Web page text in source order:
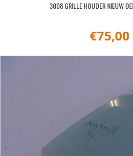
3008 GRILLE HOUDER NIEUW
€75,00